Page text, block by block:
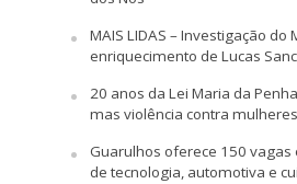
MAIS LIDAS – Investigação do
enriquecimento de Lucas
20 anos da Lei Maria da
mas violência contra
Guarulhos oferece 150 vagas
de tecnologia, automotiva e